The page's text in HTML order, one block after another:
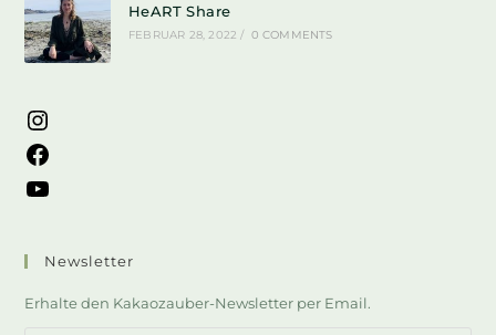
HeART Share
FEBRUAR 28, 2022 / 0 COMMENTS
Newsletter
Erhalte den Kakaozauber-Newsletter per Email.